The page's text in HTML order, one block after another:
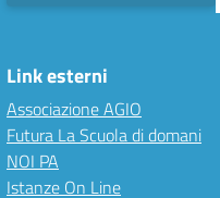
Link esterni
Associazione AGIO
Futura La Scuola di domani
NOI PA
Istanze On Line